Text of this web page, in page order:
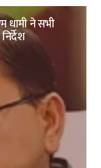
धामी ने सभी